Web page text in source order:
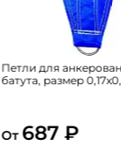
Петли для
батута, размер
От 687 ₽